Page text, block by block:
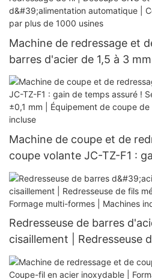
Machine de redressage et
barres d'acier de 1,5 à 3
industrielle pour le
CNC et système
Certifiée ISO 9001 | Utilisée
usines
Machine de coupe et de
coupe volante JC-TZ-F1 :
Servomoteur de précision
de coupe de fil | Formation
Redresseuse de barres
cisaillement | Redresseuse
mesure | Formage multi-
industrielles | Garantie à vie